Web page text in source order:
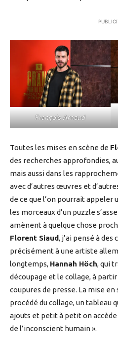
François Arnaud
Toutes les mises en scène de
des recherches approfondies,
mais aussi dans les
avec d’autres œuvres et
de ce que l’on pourrait
les morceaux d’un puzzle
amènent à quelque chose
Florent Siaud, j’ai pensé à des
précisément à une artiste
longtemps, Hannah Höch, qui
découpage et le collage, à
coupures de presse. La mise en
procédé du collage, un tableau
ajouts et petit à petit on
de l’inconscient humain ».